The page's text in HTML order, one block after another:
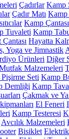
Çadırlar Kamp
Çadır Matı Kamp
Kamp Çantası
Tuvaleti Kamp
Çantası Hayatta
Yoga ve Jimnastik
Ürünleri Diğer
Malzemeleri
Seti Kamp
Demliği Kamp
Çakmak ve
El Feneri
Kamp Testeresi
Avcılık Malzemeleri
Bisiklet